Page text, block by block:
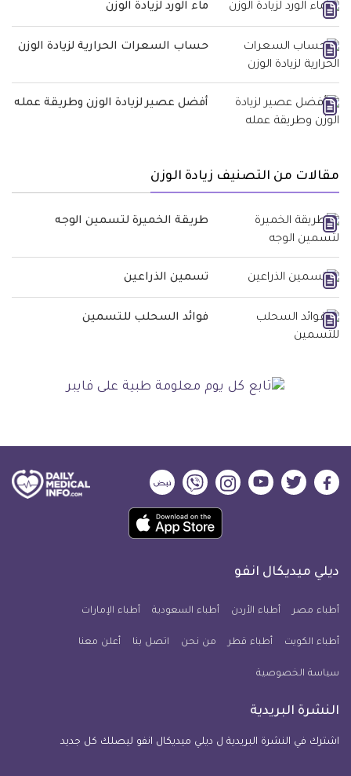
ماء الورد لزيادة الوزن
حساب السعرات الحرارية لزيادة الوزن
أفضل عصير لزيادة الوزن وطريقة عمله
مقالات من التصنيف زيادة الوزن
طريقة الخميرة لتسمين الوجه
تسمين الذراعين
فوائد السحلب للتسمين
ديلي
فيسبوك
ديلي
تويتر
ديلي
ميديكال
يوتيوب
ديلي
ميديكال
انفو
ديلي
ميديكال
انفو
ديلي
ميديكال
انفو
حمل
تطبيق
معلومة
للآيفون
ديلي ميديكال انفو
أطباء مصر أطباء الأردن أطباء السعودية أطباء الإمارات
أطباء الكويت أطباء قطر من نحن اتصل بنا أعلن معنا
سياسة الخصوصية
النشرة البريدية
اشترك في النشرة البريدية ل ديلي ميديكال انفو ليصلك كل جديد